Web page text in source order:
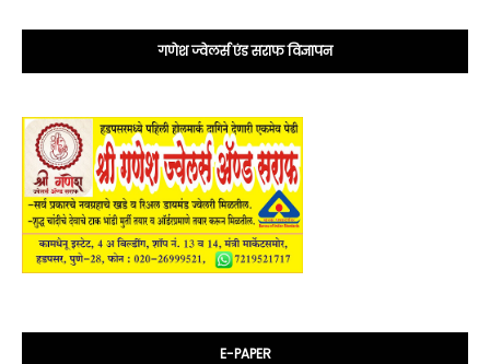
गणेश ज्वेलर्स एंड सराफ विज्ञापन
E-PAPER